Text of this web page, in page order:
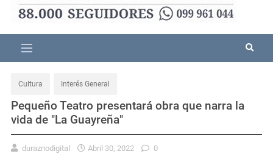
Cultura Interés General
Pequeño Teatro presentará obra que narra la
vida de "La Guayreña"
duraznodigital Abril 30, 2022 0